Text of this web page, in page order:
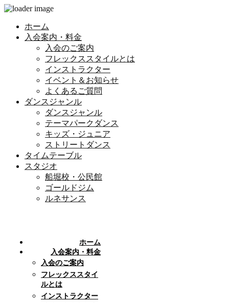
ホーム
入会案内・料金
入会のご案内
フレックススタイルとは
インストラクター
イベント＆お知らせ
よくあるご質問
ダンスジャンル
ダンスジャンル
テーマパークダンス
キッズ・ジュニア
ストリートダンス
タイムテーブル
スタジオ
船堀校・公民館
ゴールドジム
ルネサンス
ホーム
入会案内・料金
入会のご案内
フレックススタイ
ルとは
インストラクター